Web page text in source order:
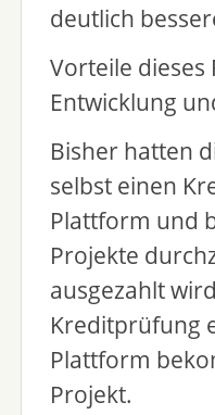
deutlich
Vorteile dieses
Entwicklung
Bisher hatten
selbst einen
Plattform und
Projekte
ausgezahlt
Kreditprüfung
Plattform
Projekt.